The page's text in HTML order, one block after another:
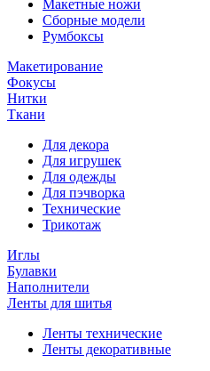
Макетные ножи
Сборные модели
Румбоксы
Макетирование
Фокусы
Нитки
Ткани
Для декора
Для игрушек
Для одежды
Для пэчворка
Технические
Трикотаж
Иглы
Булавки
Наполнители
Ленты для шитья
Ленты технические
Ленты декоративные